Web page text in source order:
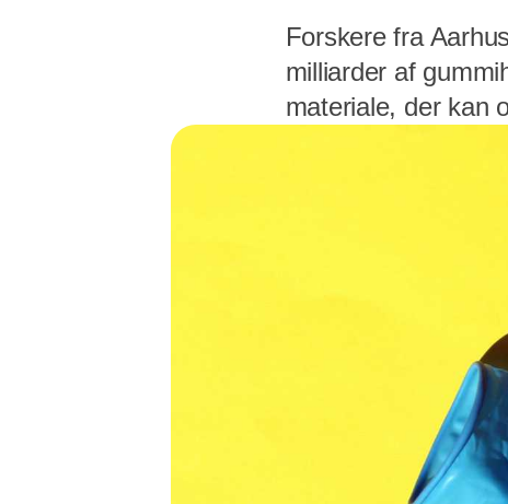
Forskere fra
milliarder af
materiale, der kan